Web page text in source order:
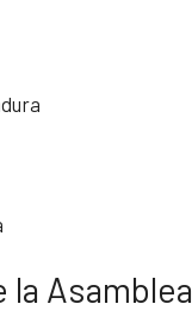
la Asamblea